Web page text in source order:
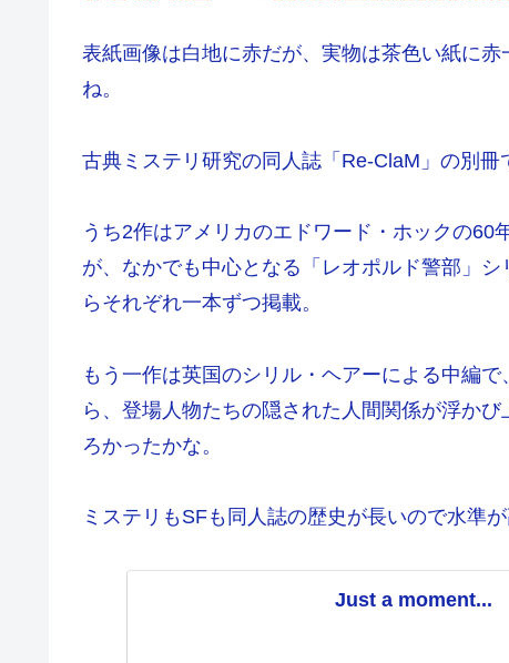
表紙画像は白地に赤だが、実物は茶色い紙に
ね。
古典ミステリ研究の同人誌「Re-ClaM」の別冊
うち2作はアメリカのエドワード・ホックの
が、なかでも中心となる「レオポルド警部」
らそれぞれ一本ずつ掲載。
もう一作は英国のシリル・ヘアーによる中編
ら、登場人物たちの隠された人間関係が浮か
ろかったかな。
ミステリもSFも同人誌の歴史が長いので水準
Just a moment...